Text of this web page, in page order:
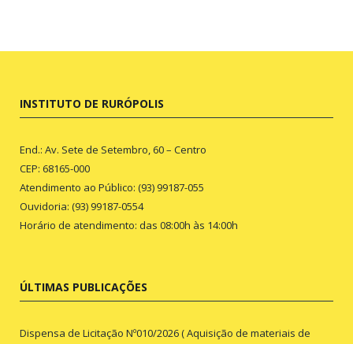
INSTITUTO DE RURÓPOLIS
End.: Av. Sete de Setembro, 60 – Centro
CEP: 68165-000
Atendimento ao Público: (93) 99187-055
Ouvidoria: (93) 99187-0554
Horário de atendimento: das 08:00h às 14:00h
ÚLTIMAS PUBLICAÇÕES
Dispensa de Licitação Nº010/2026 ( Aquisição de materiais de